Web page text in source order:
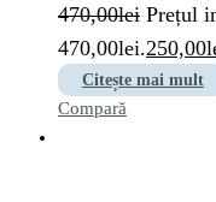
470,00lei Prețul
470,00lei.250,00
Citește mai mult
Compară